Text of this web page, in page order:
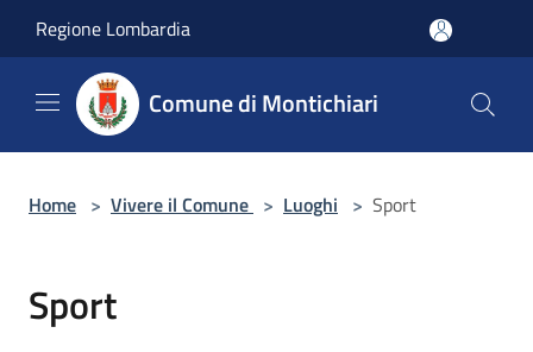
Regione Lombardia
Comune di Montichiari
Home > Vivere il Comune > Luoghi > Sport
Sport